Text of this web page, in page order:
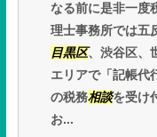
なる前に是非一度
理士事務所では五
目黒区、渋谷区、
エリアで「記帳代
の税務相談を受け
お...